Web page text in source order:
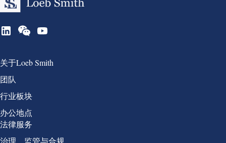
Group 1
关于Loeb Smith
团队
行业板块
办公地点
Group 2
法律服务